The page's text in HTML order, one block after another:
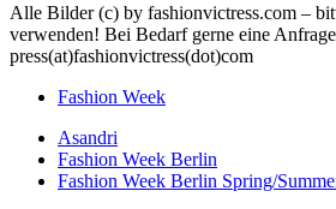
Alle Bilder (c) by fashionvictress.com –
verwenden! Bei Bedarf gerne eine
press(at)fashionvictress(dot)com
Fashion Week
Asandri
Fashion Week Berlin
Fashion Week Berlin Spring/